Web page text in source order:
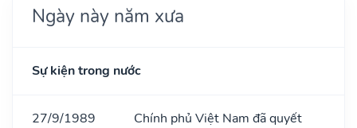
Ngày này năm xưa
Sự kiện trong nước
27/9/1989
Chính phủ Việt Nam đã quyết